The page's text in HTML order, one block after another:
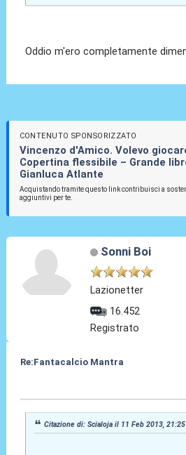
Oddio m'ero completamente
CONTENUTO SPONSORIZZATO
Vincenzo d'Amico. Volevo
Copertina flessibile – Grande
Gianluca Atlante
Acquistando tramite questo link contribuisci a
aggiuntivi per te.
Sonni Boi
Lazionetter
16.452
Registrato
Re:Fantacalcio Mantra
Citazione di: Scialoja il 11 Feb 2013, 21:25